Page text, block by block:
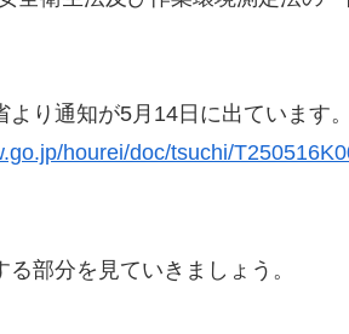
より通知が5月14日に出ています
hourei/doc/tsuchi/
部分を見ていきましょう。